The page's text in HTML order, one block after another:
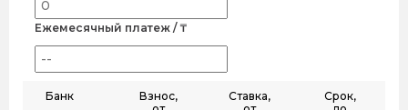
Ежемесячный платеж / ₸
Банк
Взнос,
Ставка,
Срок,